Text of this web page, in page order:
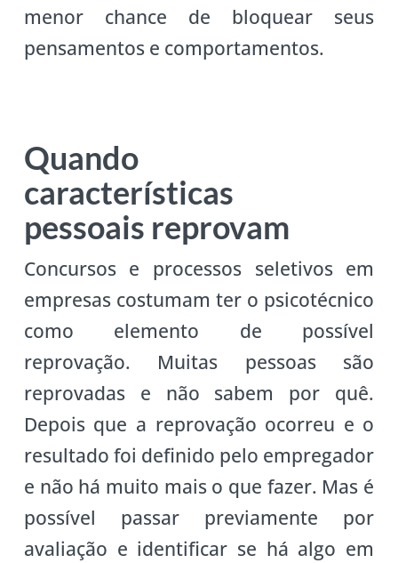
menor chance de bloquear seus
pensamentos e comportamentos.
Quando
características
pessoais reprovam
Concursos e processos seletivos em
empresas costumam ter o psicotécnico
como elemento de possível
reprovação. Muitas pessoas são
reprovadas e não sabem por quê.
Depois que a reprovação ocorreu e o
resultado foi definido pelo empregador
e não há muito mais o que fazer. Mas é
possível passar previamente por
avaliação e identificar se há algo em